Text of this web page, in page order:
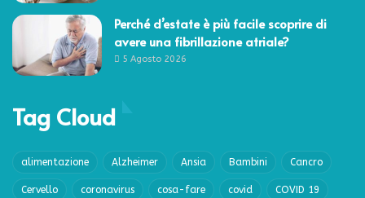
Perché d’estate è più facile scoprire di
avere una fibrillazione atriale?
5 Agosto 2026
Tag Cloud
alimentazione Alzheimer Ansia Bambini Cancro
Cervello coronavirus cosa-fare covid COVID 19